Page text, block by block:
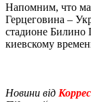
Напомним, что
Герцеговина –
стадионе Билино
киевскому
Новини від